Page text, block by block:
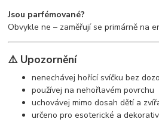
Jsou parfémované?
Obvykle ne – zaměřují se primárně na
⚠️ Upozornění
nenechávej hořící svíčku bez
používej na nehořlavém povrchu
uchovávej mimo dosah dětí a
určeno pro esoterické a